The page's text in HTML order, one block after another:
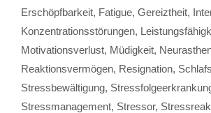
Erschöpfbarkeit, Fatigue, Gereiztheit,
Konzentrationsstörungen,
Motivationsverlust, Müdigkeit,
Reaktionsvermögen, Resignation,
Stressbewältigung,
Stressmanagement, Stressor,